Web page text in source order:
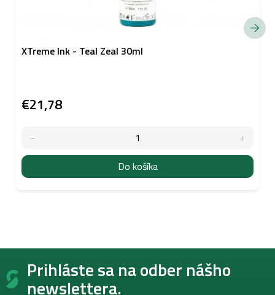
XTreme Ink - Teal Zeal 30ml
€21,78
Do košíka
Z
Prihláste sa na odber nášho
newslettera.